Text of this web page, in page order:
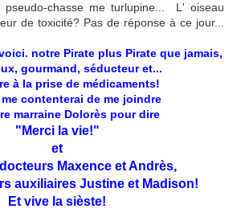
pseudo-chasse me turlupine... L' oiseau
de toxicité? Pas de réponse à ce jour...
notre Pirate plus Pirate que jamais,
gourmand, séducteur et...
à la prise de médicaments!
contenterai de me joindre
marraine Dolorès pour dire
"Merci la vie!"
et
Maxence et Andrès,
auxiliaires Justine et Madison!
Et vive la sièste!